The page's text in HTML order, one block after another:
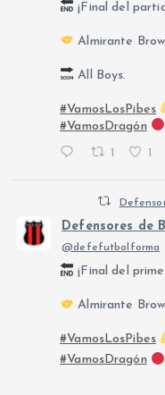
¡Final del
Almirante
All Boys.
#VamosLosPibes
#VamosDragón
Defensores de
@defefutbolforma
¡Final del
Almirante
#VamosLosPibes
#VamosDragón